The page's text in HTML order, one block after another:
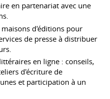
en partenariat avec une
d'éditions pour
de presse à distribuer
en ligne : conseils,
d'écriture de
et participation à un